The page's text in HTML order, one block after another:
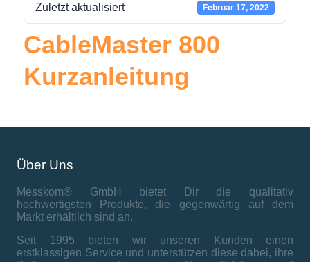
Zuletzt aktualisiert Februar 17, 2022
CableMaster 800
Kurzanleitung
Über Uns
Messkom® GmbH bietet Dir die qualitativ
hochwertigsten Produkte, die gegenwärtig auf dem
Markt erhältlich sind an.
Seit 1995 bieten wir unseren Kunden einen
erstklassigen Service und unterstützen diese dabei, ihre